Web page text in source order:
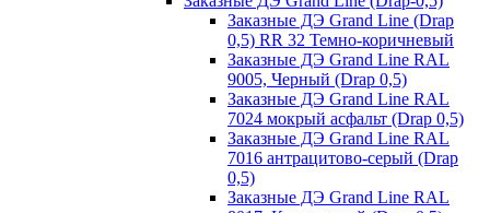
Заказные ДЭ Grand Line (Drap
0,5) RR 32 Темно-коричневый
Заказные ДЭ Grand Line RAL
9005, Черный (Drap 0,5)
Заказные ДЭ Grand Line RAL
7024 мокрый асфальт (Drap 0,5)
Заказные ДЭ Grand Line RAL
7016 антрацитово-серый (Drap
0,5)
Заказные ДЭ Grand Line RAL